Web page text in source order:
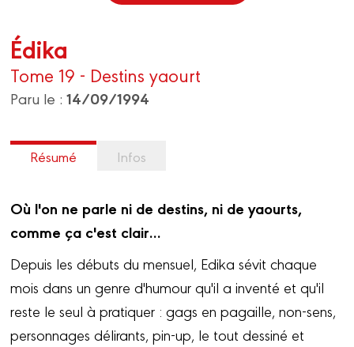
Édika
Tome 19 - Destins yaourt
Paru le :14/09/1994
Résumé Infos
Où l'on ne parle ni de destins, ni de yaourts,
comme ça c'est clair…
Depuis les débuts du mensuel, Edika sévit chaque
mois dans un genre d'humour qu'il a inventé et qu'il
reste le seul à pratiquer : gags en pagaille, non-sens,
personnages délirants, pin-up, le tout dessiné et